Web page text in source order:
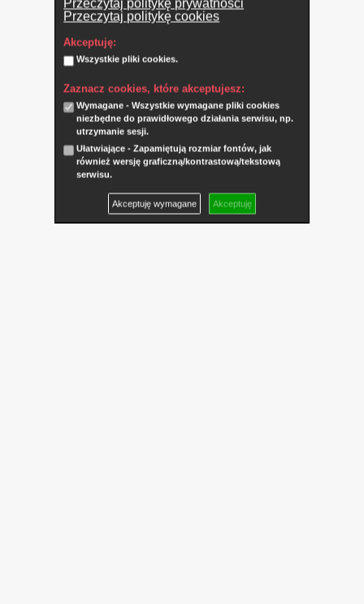
Przeczytaj politykę prywatności
Przeczytaj politykę cookies
Akceptuję:
Wszystkie pliki cookies.
Zaznacz cookies, które akceptujesz:
Wymagane - Wszystkie wymagane pliki cookies
niezbędne do prawidłowego działania serwisu, np.
utrzymanie sesji.
Ułatwiające - Zapamiętują rozmiar fontów, jak
również wersję graficzną/kontrastową/tekstową
serwisu.
Akceptuję wymagane Akceptuję